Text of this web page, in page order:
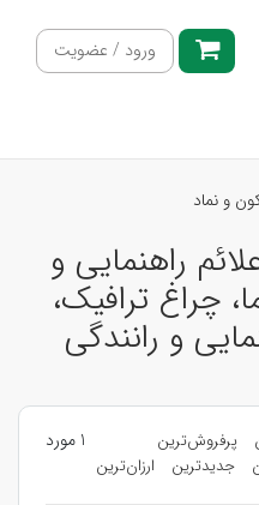
ورود / عضویت
و نماد
راهنمایی و
چراغ ترافیک،
و رانندگی
پرفروش‌ترین
جدیدترین
ارزان‌ترین
1 مورد